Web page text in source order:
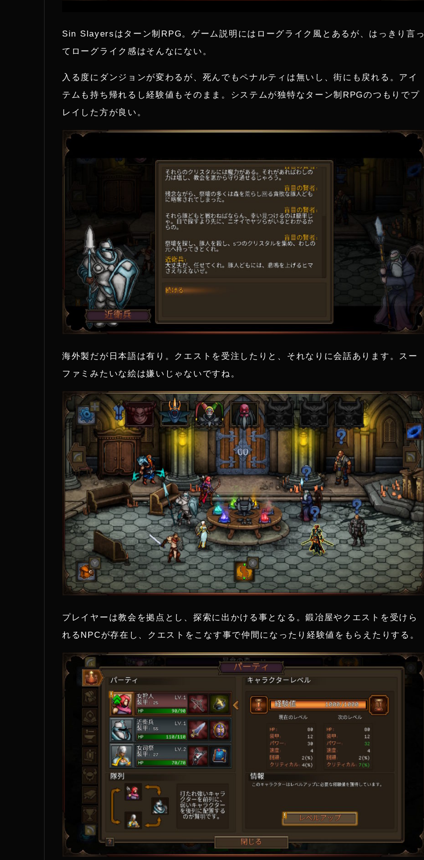
Sin Slayersはターン制RPG。ゲーム説明にはローグライク風とあるが、はっきり言っ
てローグライク感はそんなにない。
入る度にダンジョンが変わるが、死んでもペナルティは無いし、街にも戻れる。アイ
テムも持ち帰れるし経験値もそのまま。システムが独特なターン制RPGのつもりでプ
レイした方が良い。
海外製だが日本語は有り。クエストを受注したりと、それなりに会話あります。スー
ファミみたいな絵は嫌いじゃないですね。
プレイヤーは教会を拠点とし、探索に出かける事となる。鍛冶屋やクエストを受けら
れるNPCが存在し、クエストをこなす事で仲間になったり経験値をもらえたりする。